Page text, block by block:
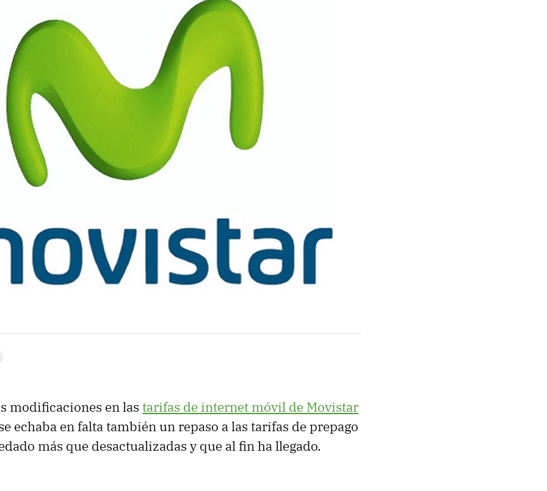
modificaciones en las tarifas de internet móvil de Movistar
echaba en falta también un repaso a las tarifas de prepago
más que desactualizadas y que al fin ha llegado.